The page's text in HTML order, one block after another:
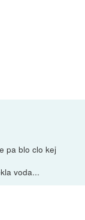
pa blo clo kej
voda...